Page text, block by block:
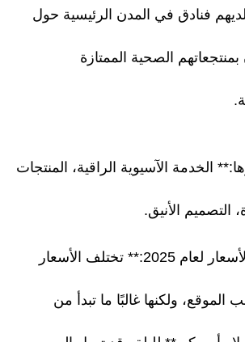
فنادق في المدن الرئيسية حول
بمنتجعاتهم الصحية الممتازة
الخدمة الآسيوية الراقية، المنتجات
التصميم الأنيق.
* **تقدير الأسعار لعام 2025:** تختلف الأسعار
ولكنها غالبًا ما تبدأ من